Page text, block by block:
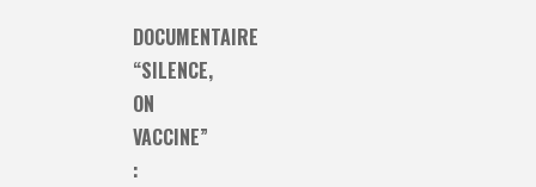
DOCUMENTAIRE
“SILENCE,
ON
VACCINE”
: